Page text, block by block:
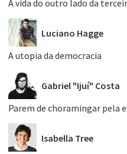
A vida do outro lado da
Luciano Hagge
A utopia da democracia
Gabriel "Ijuí" Costa
Parem de choramingar pela
Isabella Tree